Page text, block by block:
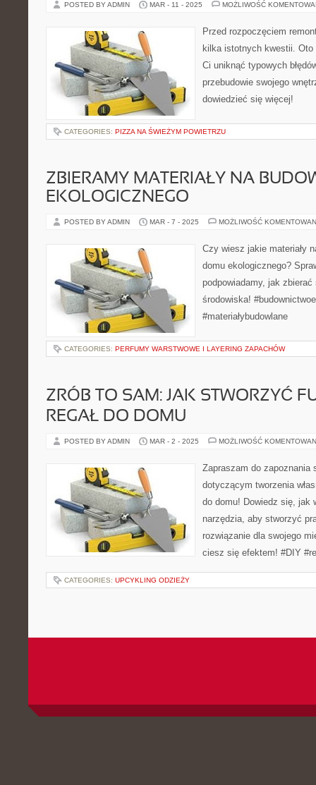
POSTED BY ADMIN MAR - 11 - 2025 MOŻLIWOŚĆ
Przed rozpoczęciem
kilka istotnych kwestii.
Ci uniknąć typowych
przebudowie swojego
dowiedzieć się więcej!
CATEGORIES: PIZZA NA ŚWIEŻYM POWIETRZU
ZBIERAMY MATERIAŁY NA
EKOLOGICZNEGO
POSTED BY ADMIN MAR - 7 - 2025 MOŻLIWOŚĆ
Czy wiesz jakie materiały
domu ekologicznego?
podpowiadamy, jak
środowiska!
#materiałybudowlane
CATEGORIES: PERFUMY WARSTWOWE I LAYERING ZAPACHÓW
ZRÓB TO SAM: JAK STWORZYĆ
REGAŁ DO DOMU
POSTED BY ADMIN MAR - 2 - 2025 MOŻLIWOŚĆ
Zapraszam do zapoznania
dotyczącym tworzenia
do domu! Dowiedz się, jak
narzędzia, aby stworzyć
rozwiązanie dla swojego
ciesz się efektem! #DIY
CATEGORIES: UPCYKLING ODZIEŻY